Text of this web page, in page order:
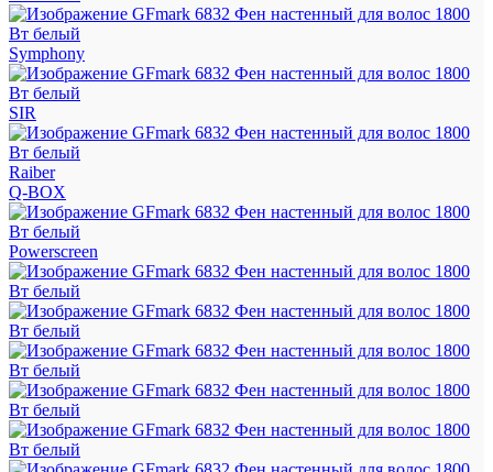
Symphony
SIR
Raiber
Q-BOX
Powerscreen